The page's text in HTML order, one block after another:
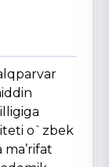
o`zbek
ma’rifat